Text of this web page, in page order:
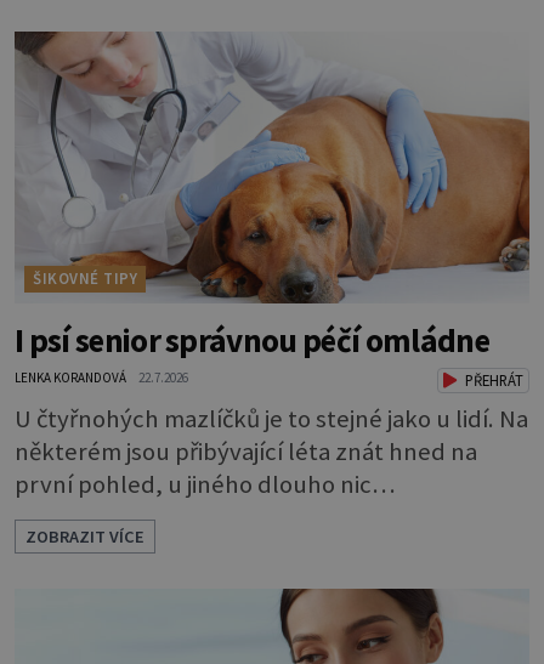
ŠIKOVNÉ TIPY
I psí senior správnou péčí omládne
LENKA KORANDOVÁ 22.7.2026 PŘEHRÁT
U čtyřnohých mazlíčků je to stejné jako u lidí. Na
některém jsou přibývající léta znát hned na
první pohled, u jiného dlouho nic
nezaznamenáte. Přesto byste si měli staršího
psa více všímat, aby vám neunikly důležité
signály, že něco není v pořádku. Včasná péče
mu může prodloužit i zkvalitnit život. Hůře
ZOBRAZIT VÍCE